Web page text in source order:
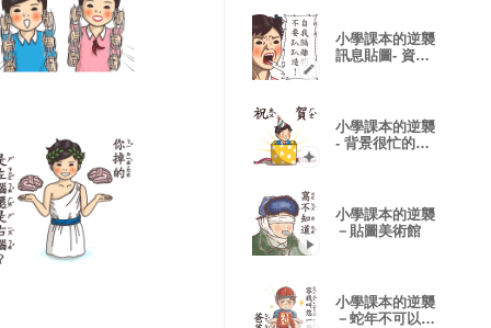
小學課本的逆襲
訊息貼圖- 資訊
小學課本的逆襲
- 背景很忙的特
小學課本的逆襲
－貼圖美術館
小學課本的逆襲
－蛇年不可以蛇